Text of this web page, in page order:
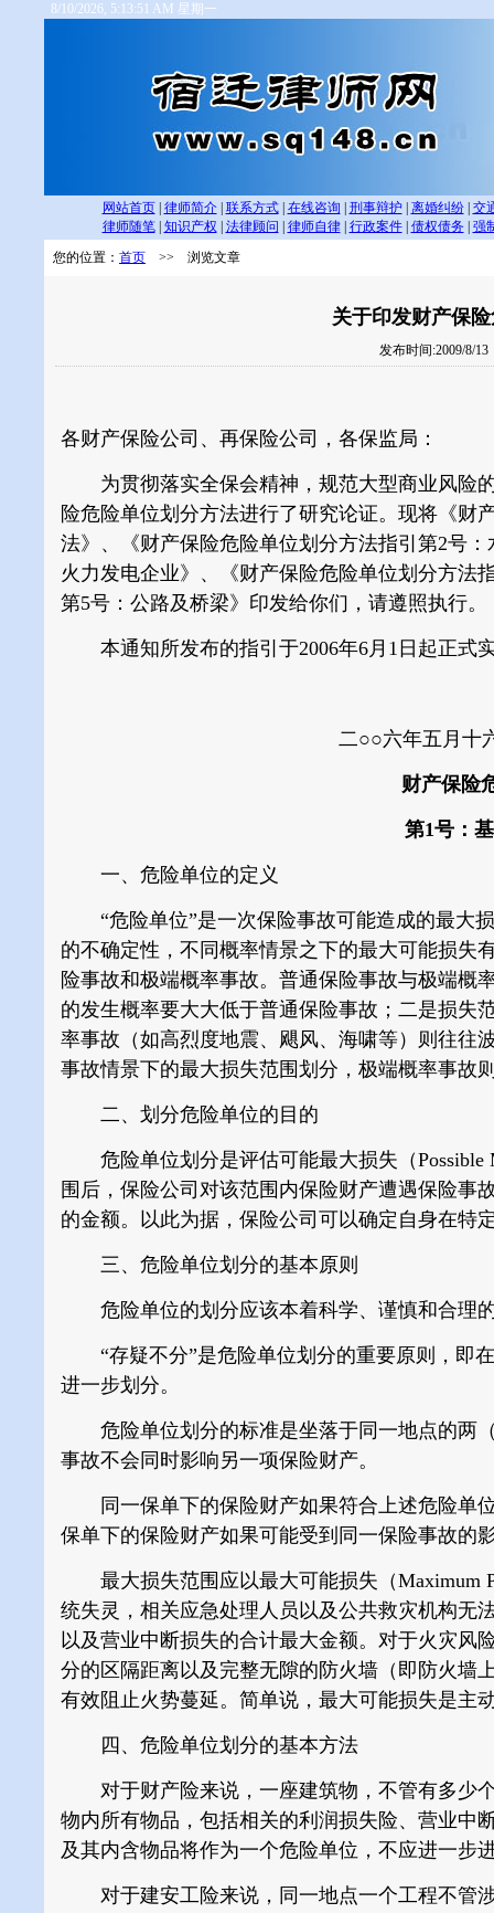
8/10/2026, 5:13:52 AM 星期一
网站首页 律师简介 联系方式| 在线咨询 刑事辩护 离婚纠纷
交
律师随笔
知识产权 法律顾问 律师自律 行政案件 债权债务
强
您的位置： 首页 >> 浏览文章
关于印发财产保
发布时间:2009/8/13
各财产保险公司、再保险公司，各保监局：
为贯彻落实全保会精神，规范大型商业风险
险危险单位划分方法进行了研究论证。现将《财
法》、《财产保险危险单位划分方法指引第2号
火力发电企业》、《财产保险危险单位划分方法
第5号：公路及桥梁》印发给你们，请遵照执行。
本通知所发布的指引于2006年6月1日起正式
二○○六年五月十
财产保险
第1号：基
一、危险单位的定义
“危险单位”是一次保险事故可能造成的最大
的不确定性，不同概率情景之下的最大可能损失
险事故和极端概率事故。普通保险事故与极端概
的发生概率要大大低于普通保险事故；二是损失
率事故（如高烈度地震、飓风、海啸等）则往往
事故情景下的最大损失范围划分，极端概率事故
二、划分危险单位的目的
危险单位划分是评估可能最大损失（Possible
围后，保险公司对该范围内保险财产遭遇保险事
的金额。以此为据，保险公司可以确定自身在特
三、危险单位划分的基本原则
危险单位的划分应该本着科学、谨慎和合理
“存疑不分”是危险单位划分的重要原则，即
进一步划分。
危险单位划分的标准是坐落于同一地点的两
事故不会同时影响另一项保险财产。
同一保单下的保险财产如果符合上述危险单
保单下的保险财产如果可能受到同一保险事故的
最大损失范围应以最大可能损失（Maximum
统失灵，相关应急处理人员以及公共救灾机构无
以及营业中断损失的合计最大金额。对于火灾风
分的区隔距离以及完整无隙的防火墙（即防火墙
有效阻止火势蔓延。简单说，最大可能损失是主
四、危险单位划分的基本方法
对于财产险来说，一座建筑物，不管有多少
物内所有物品，包括相关的利润损失险、营业中
及其内含物品将作为一个危险单位，不应进一步
对于建安工险来说，同一地点一个工程不管